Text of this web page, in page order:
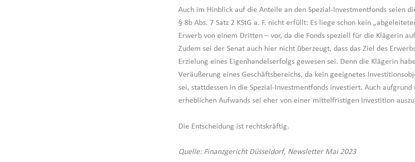
Auch im Hinblick auf die Anteile an den Spezial-Investmentfonds seien
§ 8b Abs. 7 Satz 2 KStG a. F. nicht erfüllt: Es liege schon kein
Erwerb von einem Dritten – vor, da die Fonds speziell für die Klägerin
Zudem sei der Senat auch hier nicht überzeugt, dass das Ziel des
Erzielung eines Eigenhandelserfolgs gewesen sei. Denn die Klägerin
Veräußerung eines Geschäftsbereichs, da kein geeignetes
sei, stattdessen in die Spezial-Investmentfonds investiert. Auch
erheblichen Aufwands sei eher von einer mittelfristigen Investition
Die Entscheidung ist rechtskräftig.
Quelle: Finanzgericht Düsseldorf, Newsletter Mai 2023